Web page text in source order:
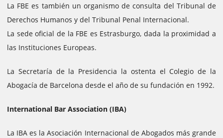
La FBE es también un organismo de consulta del Tribunal de
Derechos Humanos y del Tribunal Penal Internacional.
La sede oficial de la FBE es Estrasburgo, dada la proximidad a
las Instituciones Europeas.
La Secretaría de la Presidencia la ostenta el Colegio de la
Abogacía de Barcelona desde el año de su fundación en 1992.
International Bar Association (IBA)
La IBA es la Asociación Internacional de Abogados más grande